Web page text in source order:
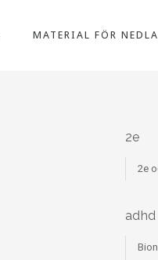
MATERIAL FÖR
2e
2e
adhd